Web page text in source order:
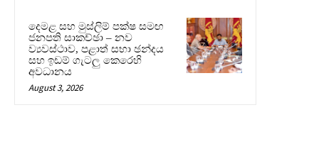
දෙමළ සහ මුස්ලිම් පක්ෂ සමඟ
ජනපති සාකච්ඡා – නව
ව්‍යවස්ථාව, පළාත් සභා ඡන්දය
සහ ඉඩම් ගැටලු කෙරෙහි
අවධානය
August 3, 2026